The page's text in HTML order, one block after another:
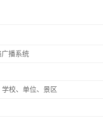
广播系统
学校、单位、景区